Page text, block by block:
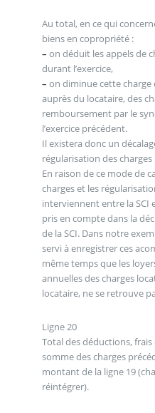
Au total, en ce qui
biens en copropriété :
– on déduit les appels de
durant l’exercice,
– on diminue cette charge
auprès du locataire, des
remboursement par le
l’exercice précédent.
Il existera donc un
régularisation des
En raison de ce mode de
charges et les
interviennent entre la SCI
pris en compte dans la
de la SCI. Dans notre
servi à enregistrer ces
même temps que les
annuelles des charges
locataire, ne se retrouve
Ligne 20
Total des déductions, frais
somme des charges
montant de la ligne 19
réintégrer).